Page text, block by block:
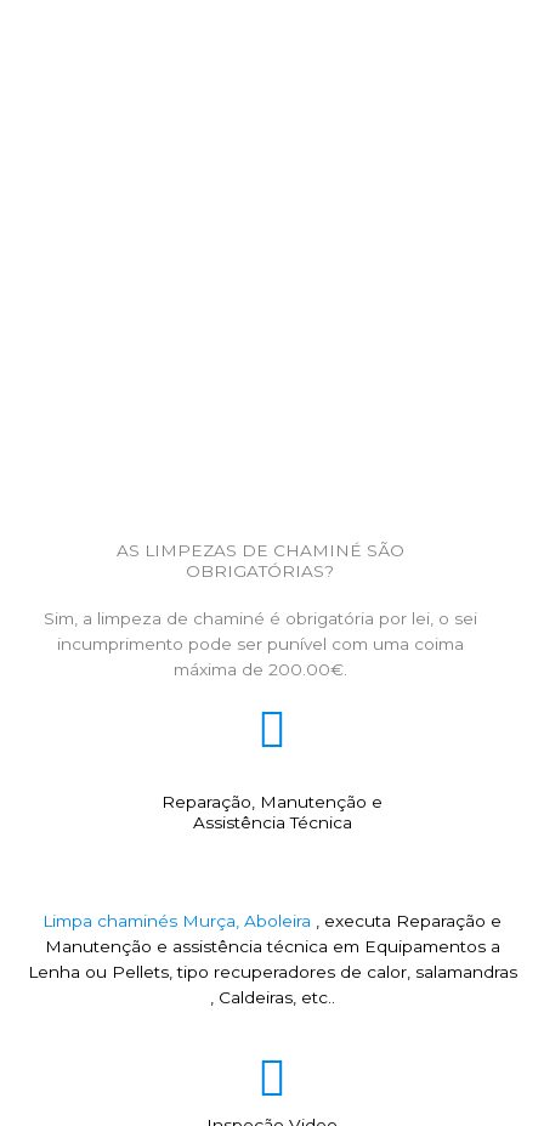
AS LIMPEZAS DE CHAMINÉ SÃO
OBRIGATÓRIAS?
Sim, a limpeza de chaminé é obrigatória por lei, o sei
incumprimento pode ser punível com uma coima
máxima de 200.00€.
Reparação, Manutenção e
Assistência Técnica
Limpa chaminés Murça, Aboleira , executa Reparação e
Manutenção e assistência técnica em Equipamentos a
Lenha ou Pellets, tipo recuperadores de calor, salamandras
, Caldeiras, etc..